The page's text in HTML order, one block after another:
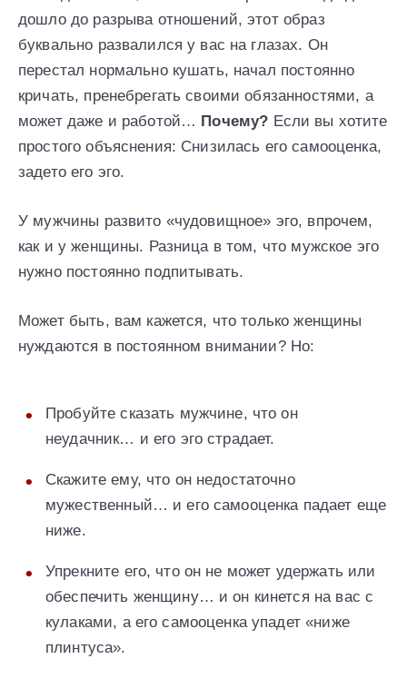
дошло до разрыва отношений, этот образ
буквально развалился у вас на глазах. Он
перестал нормально кушать, начал постоянно
кричать, пренебрегать своими обязанностями, а
может даже и работой… Почему? Если вы хотите
простого объяснения: Снизилась его самооценка,
задето его эго.
У мужчины развито «чудовищное» эго, впрочем,
как и у женщины. Разница в том, что мужское эго
нужно постоянно подпитывать.
Может быть, вам кажется, что только женщины
нуждаются в постоянном внимании? Но:
Пробуйте сказать мужчине, что он
неудачник… и его эго страдает.
Скажите ему, что он недостаточно
мужественный… и его самооценка падает еще
ниже.
Упрекните его, что он не может удержать или
обеспечить женщину… и он кинется на вас с
кулаками, а его самооценка упадет «ниже
плинтуса».